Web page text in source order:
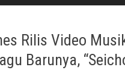
Rilis Video
Barunya,